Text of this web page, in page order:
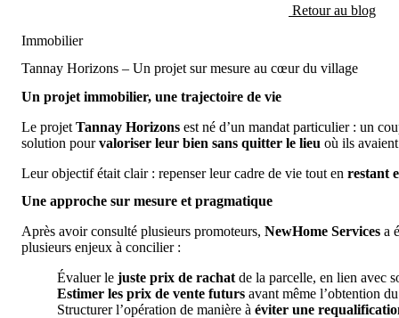
Retour au blog
Immobilier
Tannay Horizons – Un projet sur mesure au cœur du village
Un projet immobilier, une trajectoire de vie
Le projet Tannay Horizons est né d’un mandat particulier : un
solution pourvaloriser leur bien sans quitter le lieu où ils
Leur objectif était clair : repenser leur cadre de vie tout en restant
Une approche sur mesure et pragmatique
Après avoir consulté plusieurs promoteurs, NewHome Services a
plusieurs enjeux à concilier :
Évaluer le juste prix de rachat de la parcelle, en lien avec
Estimer les prix de vente futurs avant même l’obtention
Structurer l’opération de manière à éviter une